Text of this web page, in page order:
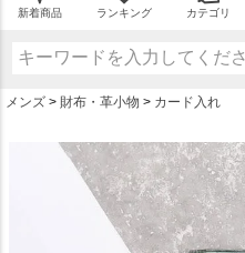
新着商品 ランキング カテゴリ
メンズ 財布・革小物 カード入れ